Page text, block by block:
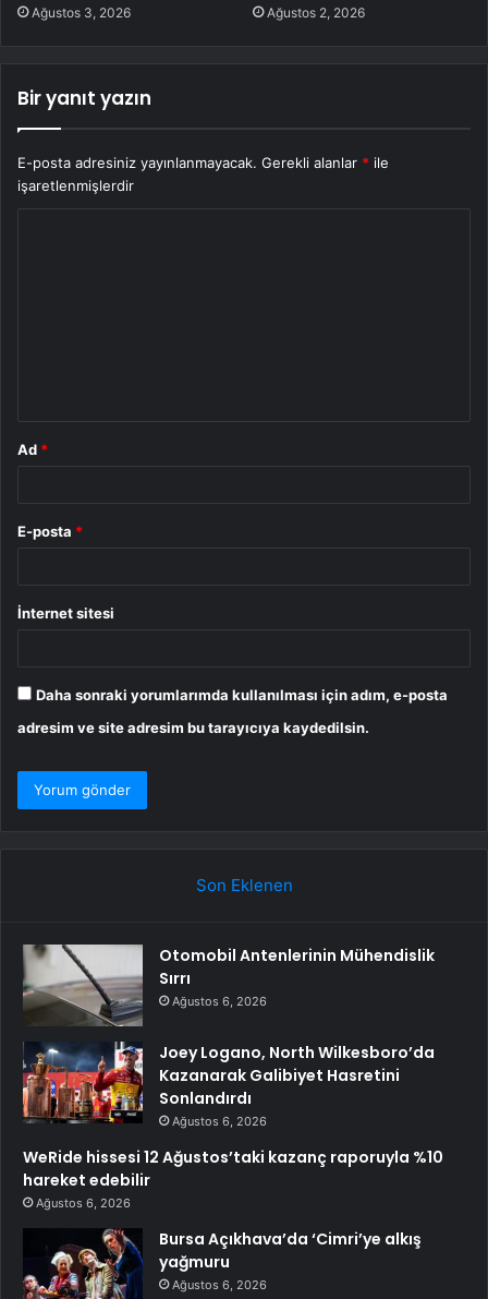
Ağustos 3, 2026 Ağustos 2, 2026
Bir yanıt yazın
E-posta adresiniz yayınlanmayacak. Gerekli alanlar * ile
işaretlenmişlerdir
Ad *
E-posta *
İnternet sitesi
Daha sonraki yorumlarımda kullanılması için adım, e-posta
adresim ve site adresim bu tarayıcıya kaydedilsin.
Son Eklenen
Otomobil Antenlerinin Mühendislik
Sırrı
Ağustos 6, 2026
Joey Logano, North Wilkesboro’da
Kazanarak Galibiyet Hasretini
Sonlandırdı
Ağustos 6, 2026
WeRide hissesi 12 Ağustos’taki kazanç raporuyla %10
hareket edebilir
Ağustos 6, 2026
Bursa Açıkhava’da ‘Cimri’ye alkış
yağmuru
Ağustos 6, 2026